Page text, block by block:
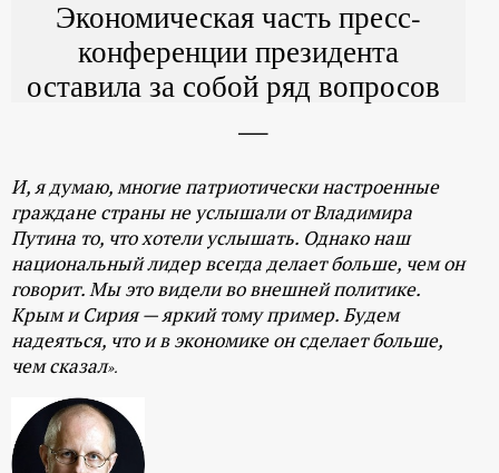
Экономическая часть пресс-
конференции президента
оставила за собой ряд вопросов
И, я думаю, многие патриотически настроенные
граждане страны не услышали от Владимира
Путина то, что хотели услышать. Однако наш
национальный лидер всегда делает больше, чем он
говорит. Мы это видели во внешней политике.
Крым и Сирия — яркий тому пример. Будем
надеяться, что и в экономике он сделает больше,
чем сказал».